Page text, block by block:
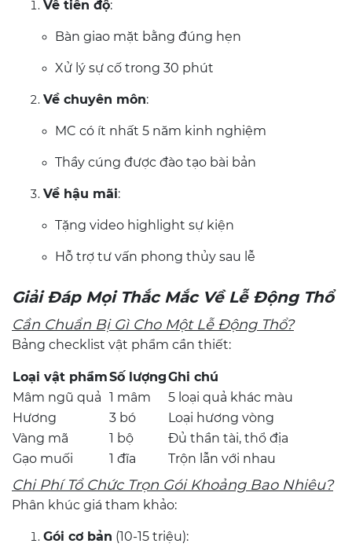
Về tiến độ:
Bàn giao mặt bằng đúng hẹn
Xử lý sự cố trong 30 phút
Về chuyên môn:
MC có ít nhất 5 năm kinh nghiệm
Thầy cúng được đào tạo bài bản
Về hậu mãi:
Tặng video highlight sự kiện
Hỗ trợ tư vấn phong thủy sau lễ
Giải Đáp Mọi Thắc Mắc Về Lễ Động Thổ
Cần Chuẩn Bị Gì Cho Một Lễ Động Thổ?
Bảng checklist vật phẩm cần thiết:
Loại vật phẩmSố lượngGhi chú
Mâm ngũ quả 1 mâm
5 loại quả khác màu
Hương
3 bó
Loại hương vòng
Vàng mã
1 bộ
Đủ thần tài, thổ địa
Gạo muối
1 đĩa Trộn lẫn với nhau
Chi Phí Tổ Chức Trọn Gói Khoảng Bao Nhiêu?
Phân khúc giá tham khảo:
Gói cơ bản (10-15 triệu):